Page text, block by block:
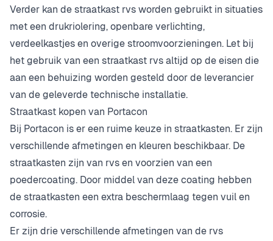
Verder kan de straatkast rvs worden gebruikt in situaties
met een drukriolering, openbare verlichting,
verdeelkastjes en overige stroomvoorzieningen. Let bij
het gebruik van een straatkast rvs altijd op de eisen die
aan een behuizing worden gesteld door de leverancier
van de geleverde technische installatie.
Straatkast kopen van Portacon
Bij Portacon is er een ruime keuze in straatkasten. Er zijn
verschillende afmetingen en kleuren beschikbaar. De
straatkasten zijn van rvs en voorzien van een
poedercoating. Door middel van deze coating hebben
de straatkasten een extra beschermlaag tegen vuil en
corrosie.
Er zijn drie verschillende afmetingen van de rvs